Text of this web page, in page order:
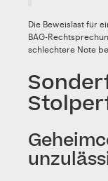
Die Beweislast für
BAG-
schlechtere Note